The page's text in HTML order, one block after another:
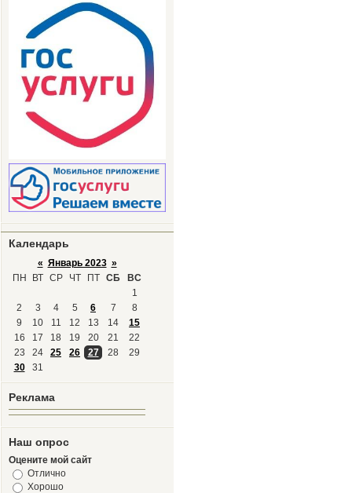
Календарь
« Январь 2023 »
ПН
ВТ СР ЧТ ПТ СБ
ВС
1
2
3 4 5 6 7
8
9
10 11 12 13 14
15
16
17 18 19 20 21
22
23
24 25 26 27 28
29
30
31
Реклама
Наш опрос
Оцените мой сайт
Отлично
Хорошо